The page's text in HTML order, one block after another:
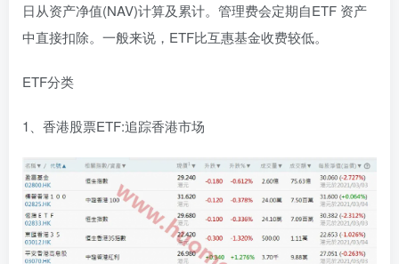
日从资产净值(NAV)计算及累计。管理费会定期自ETF 资产
中直接扣除。一般来说，ETF比互惠基金收费较低。
ETF分类
1、香港股票ETF:追踪香港市场